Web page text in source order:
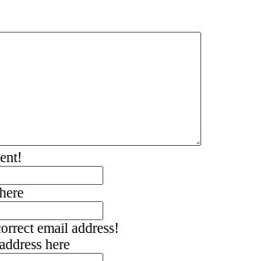
email address!
here